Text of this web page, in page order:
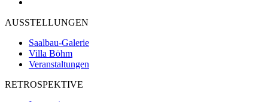
AUSSTELLUNGEN
Saalbau-Galerie
Villa Böhm
Veranstaltungen
RETROSPEKTIVE